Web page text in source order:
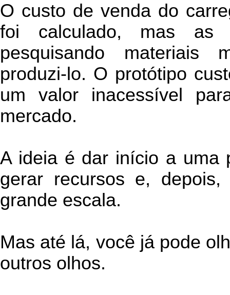
O custo de venda do
foi calculado, mas as
pesquisando materiais
produzi-lo. O protótipo
um valor inacessível
mercado.
A ideia é dar início a uma
gerar recursos e,
grande escala.
Mas até lá, você já pode
outros olhos.